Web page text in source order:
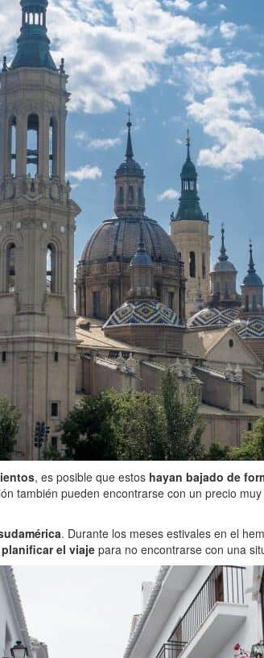
, es posible que estos hayan bajado de
también pueden encontrarse con un precio
. Durante los meses estivales en el
planificar el viaje para no encontrarse con una